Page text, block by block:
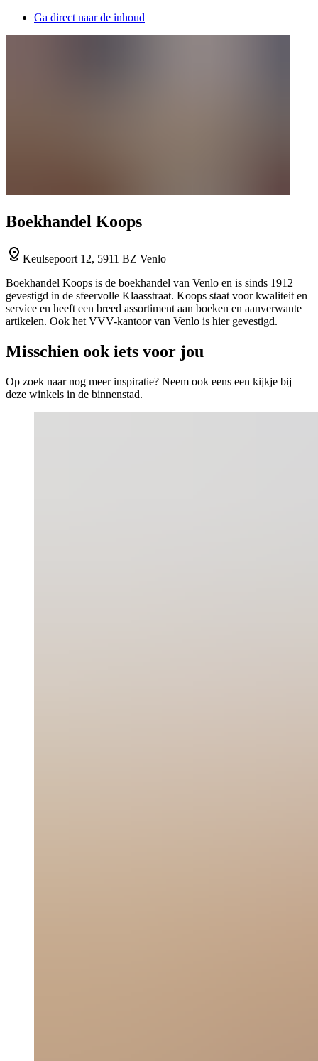
Ga direct naar de inhoud
Boekhandel Koops
Keulsepoort 12, 5911 BZ Venlo
Boekhandel Koops is de boekhandel van Venlo en is sinds 1912
gevestigd in de sfeervolle Klaasstraat. Koops staat voor kwaliteit en
service en heeft een breed assortiment aan boeken en aanverwante
artikelen. Ook het VVV-kantoor van Venlo is hier gevestigd.
Misschien ook iets voor jou
Op zoek naar nog meer inspiratie? Neem ook eens een kijkje bij
deze winkels in de binnenstad.